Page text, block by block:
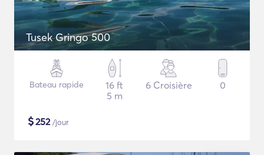
Tusek Gringo 500
Bateau rapide
16 ft
5 m
6 Croisière 0
$252/jour